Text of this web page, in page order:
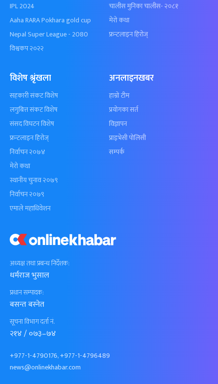
अध्यक्ष तथा प्रबन्ध निर्देशक:
धर्मराज भुसाल
प्रधान सम्पादक:
बसन्त बस्नेत
सूचना विभाग दर्ता नं.
२१४ / ०७३–७४
+977-1-4790176, +977-1-4796489
news@onlinekhabar.com
IPL 2024
Aaha RARA Pokhara gold cup
Nepal Super League - 2080
विश्वकप २०२२
चालीस मुनिका चालीस- २०८१
मेरो कथा
फ्रन्टलाइन हिरोज्
विशेष श्रृंखला
सहकारी संकट विशेष
लगुबित्त संकट विशेष
संसद विघटन विशेष
फ्रन्टलाइन हिरोज्
निर्वाचन २०७४
मेरो कथा
स्थानीय चुनाव २०७९
निर्वाचन २०७९
एमाले महाधिवेशन
अनलाइनखबर
हाम्रो टीम
प्रयोगका सर्त
विज्ञापन
प्राइभेसी पोलिसी
सम्पर्क